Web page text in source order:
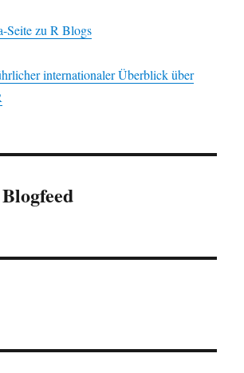
Seite zu R Blogs
internationaler Überblick über